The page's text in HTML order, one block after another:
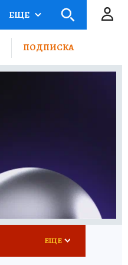
ЕЩЕ
ПОДПИСКА
ЕЩЕ